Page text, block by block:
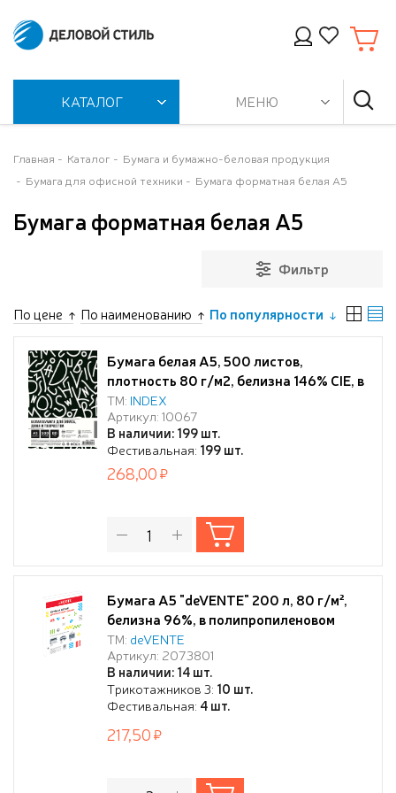
КАТАЛОГ МЕНЮ
Главная Каталог
Бумага и бумажно-беловая продукция
Бумага для офисной техники
Бумага форматная белая А5
Бумага форматная белая А5
Фильтр
По цене По наименованию По популярности
Бумага белая А5, 500 листов,
плотность 80 г/м2, белизна 146% CIE, в
термоусадочной плёнке
ТМ: INDEX
Артикул: 10067
В наличии: 199 шт.
Фестивальная: 199 шт.
268,00
Бумага А5 "deVENTE" 200 л, 80 г/м²,
белизна 96%, в полипропиленовом
пакете с клейким клапаном
ТМ: deVENTE
Артикул: 2073801
В наличии: 14 шт.
Трикотажников 3: 10 шт.
Фестивальная: 4 шт.
217,50